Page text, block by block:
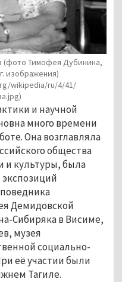
(фото Тимофея Дубинина,
изображения)
wikipedia/ru/4/41/
и научной
много времени
Она возглавляла
общества
и культуры, была
Демидовской
Сибиряка в Висиме,
музея
социально-
её участии были
Тагиле.